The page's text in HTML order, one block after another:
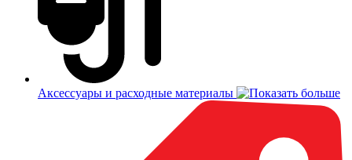
Аксессуары и расходные материалы